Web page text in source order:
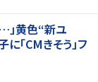
」黄色“新ユ
「CMきそう」フ